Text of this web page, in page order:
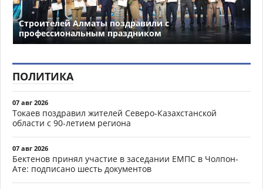
Строителей Алматы поздравили с
профессиональным праздником
ПОЛИТИКА
07 авг 2026
Токаев поздравил жителей Северо-Казахстанской
области с 90-летием региона
07 авг 2026
Бектенов принял участие в заседании ЕМПС в Чолпон-
Ате: подписано шесть документов